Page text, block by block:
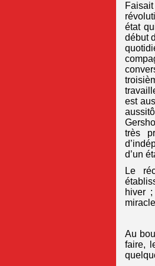
état
début
est
très
d’un
Le
hiver
Au
faire,